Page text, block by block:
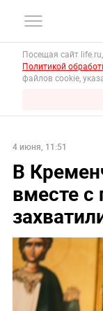
Посещая сайт
Политикой
файлов cookie,
4 июня, 11:51
В
вместе с